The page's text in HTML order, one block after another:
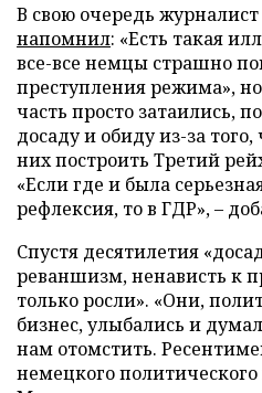
В свою очередь
напомнил: «Есть такая
все-все немцы страшно
преступления режима»,
часть просто затаились,
досаду и обиду из-за
них построить Третий
«Если где и была
рефлексия, то в ГДР», –
Спустя десятилетия
реваншизм, ненависть к
только росли». «Они,
бизнес, улыбались и
нам отомстить.
немецкого